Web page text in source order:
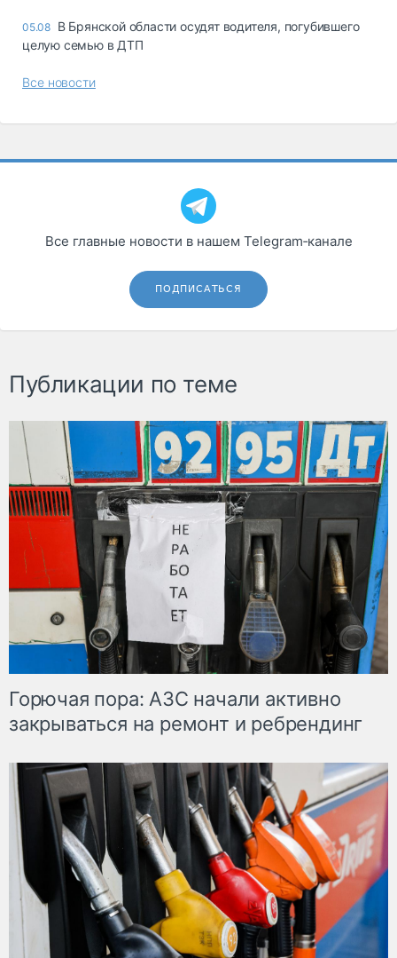
05.08 В Брянской области осудят водителя, погубившего
целую семью в ДТП
Все новости
Все главные новости в нашем Telegram‑канале
ПОДПИСАТЬСЯ
Публикации по теме
Горючая пора: АЗС начали активно
закрываться на ремонт и ребрендинг